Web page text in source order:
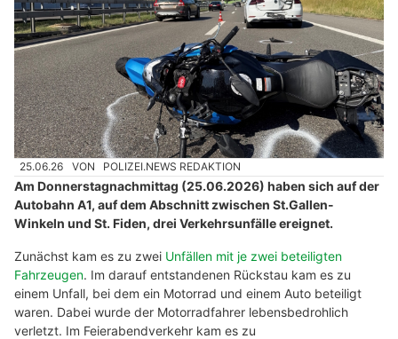
25.06.26 VON POLIZEI.NEWS REDAKTION
Am Donnerstagnachmittag (25.06.2026) haben sich auf der
Autobahn A1, auf dem Abschnitt zwischen St.Gallen-
Winkeln und St. Fiden, drei Verkehrsunfälle ereignet.
Zunächst kam es zu zwei Unfällen mit je zwei beteiligten
Fahrzeugen. Im darauf entstandenen Rückstau kam es zu
einem Unfall, bei dem ein Motorrad und einem Auto beteiligt
waren. Dabei wurde der Motorradfahrer lebensbedrohlich
verletzt. Im Feierabendverkehr kam es zu